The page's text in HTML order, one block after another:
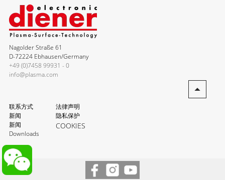
Nagolder Straße 61
D-72224 Ebhausen/Germany
+49 (0)7458 99931 - 0
info@plasma.com
联系方式
新闻
新闻
Downloads
法律声明
隐私保护
COOKIES